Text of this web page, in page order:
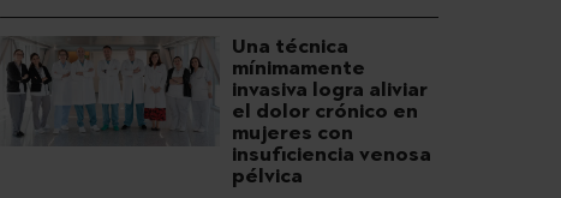
Una técnica
mínimamente
invasiva logra aliviar
el dolor crónico en
mujeres con
insuficiencia venosa
pélvica